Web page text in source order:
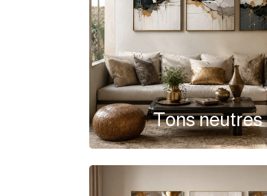
Tons neutres